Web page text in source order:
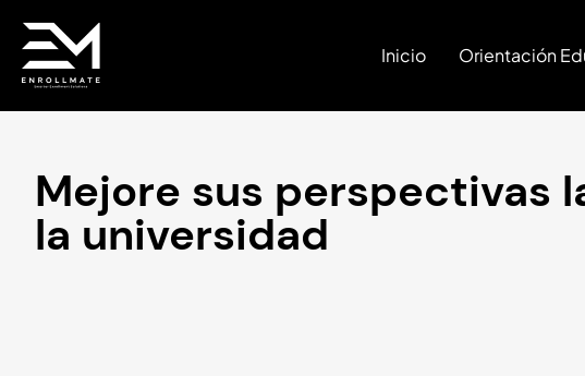
Inicio Orientación
Mejore sus perspectivas
la universidad